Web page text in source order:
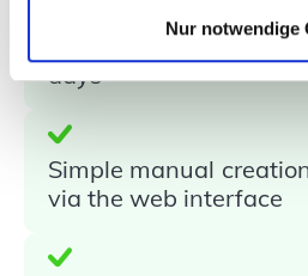
Nur notwendige
Deployment of
days
Simple manual
via the web interface